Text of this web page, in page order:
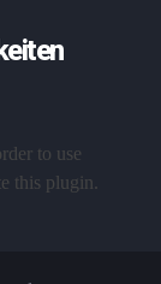
to use
this plugin.